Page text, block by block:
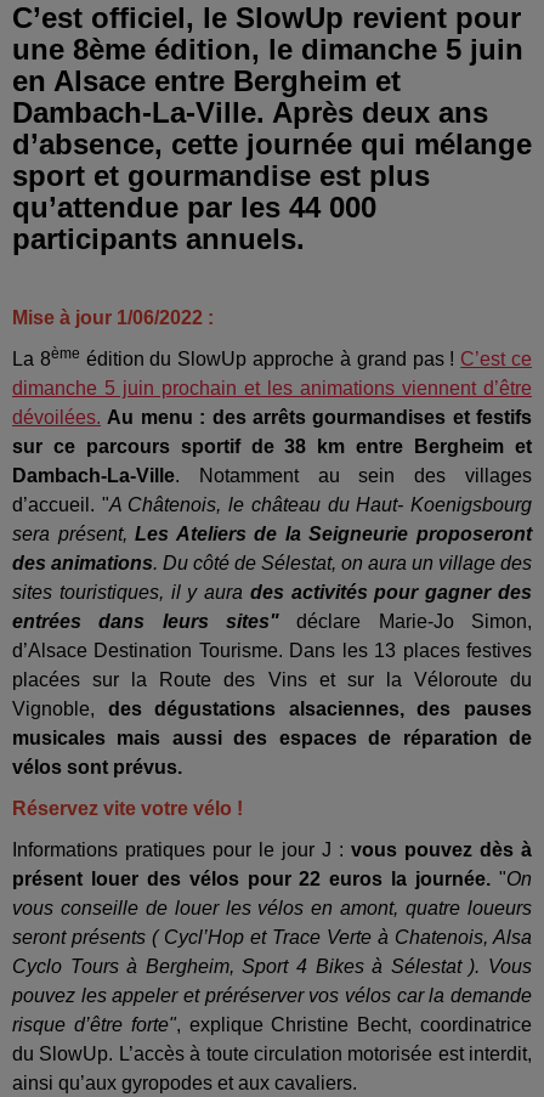
C’est officiel, le SlowUp revient pour
une 8ème édition, le dimanche 5 juin
en Alsace entre Bergheim et
Dambach-La-Ville. Après deux ans
d’absence, cette journée qui mélange
sport et gourmandise est plus
qu’attendue par les 44 000
participants annuels.
Mise à jour 1/06/2022 :
La 8ème édition du SlowUp approche à grand pas ! C’est ce
dimanche 5 juin prochain et les animations viennent d’être
dévoilées. Au menu : des arrêts gourmandises et festifs
sur ce parcours sportif de 38 km entre Bergheim et
Dambach-La-Ville. Notamment au sein des villages
d’accueil. "A Châtenois, le château du Haut- Koenigsbourg
sera présent,Les Ateliers de la Seigneurie proposeront
des animations. Du côté de Sélestat, on aura un village des
sites touristiques, il y aura des activités pour gagner des
entrées dans leurs sites" déclare Marie-Jo Simon,
d’Alsace Destination Tourisme. Dans les 13 places festives
placées sur la Route des Vins et sur la Véloroute du
Vignoble, des dégustations alsaciennes, des pauses
musicales mais aussi des espaces de réparation de
vélos sont prévus.
Réservez vite votre vélo !
Informations pratiques pour le jour J : vous pouvez dès à
présent louer des vélos pour 22 euros la journée. "On
vous conseille de louer les vélos en amont, quatre loueurs
seront présents ( Cycl’Hop et Trace Verte à Chatenois, Alsa
Cyclo Tours à Bergheim, Sport 4 Bikes à Sélestat ). Vous
pouvez les appeler et préréserver vos vélos car la demande
risque d’être forte", explique Christine Becht, coordinatrice
du SlowUp. L’accès à toute circulation motorisée est interdit,
ainsi qu’aux gyropodes et aux cavaliers.